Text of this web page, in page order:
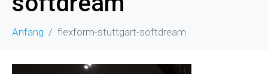
Anfang flexform-stuttgart-softdream